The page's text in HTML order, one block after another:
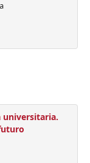
universitaria.